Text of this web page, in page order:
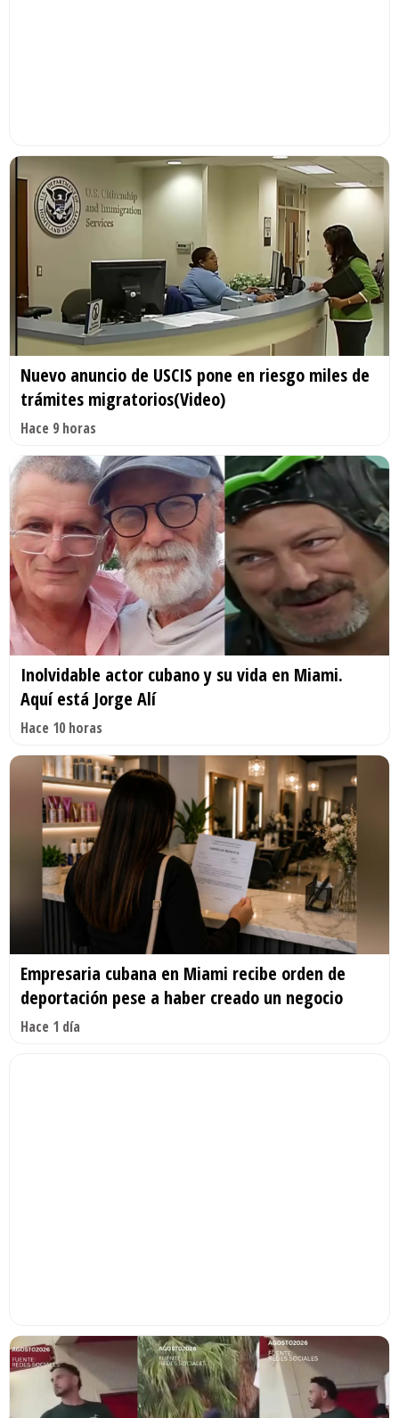
Nuevo anuncio de USCIS pone en riesgo miles de
trámites migratorios(Video)
Hace 9 horas
Inolvidable actor cubano y su vida en Miami.
Aquí está Jorge Alí
Hace 10 horas
Empresaria cubana en Miami recibe orden de
deportación pese a haber creado un negocio
Hace 1 día